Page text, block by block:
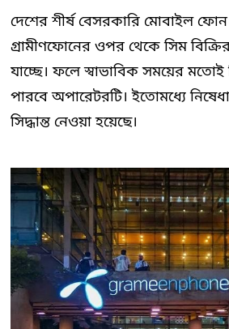
দেশের শীর্ষ বেসরকারি মোবাইল
গ্রামীণফোনের ওপর থেকে সিম
যাচ্ছে। ফলে স্বাভাবিক সময়ের
পারবে অপারেটরটি। ইতোমধ্যে
সিদ্ধান্ত নেওয়া হয়েছে।